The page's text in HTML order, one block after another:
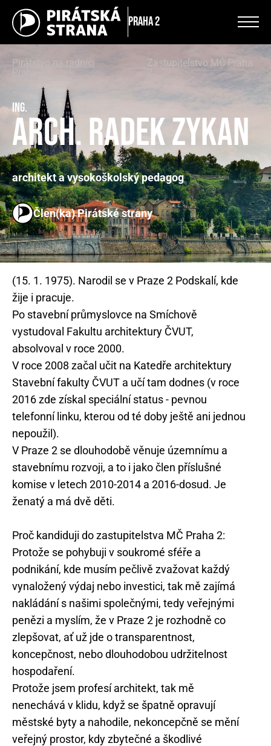
Praha 2
Pirátstvo na radnici
Prahy 2
Zastupitelstvo MČ Praha
Ing.
arch. Radek Zykan
architekt a vysokoškolský pedagog
Člen(ka) Pirátské strany
(15. 1. 1975). Narodil se v Praze 2 Podskalí, kde
žije i pracuje.
Po stavební průmyslovce na Smíchově
vystudoval Fakultu architektury ČVUT,
absolvoval v roce 2000.
V roce 2008 začal učit na Katedře architektury
Stavební fakulty ČVUT a učí tam dodnes (v roce
2016 zde získal speciální status - pevnou
telefonní linku, kterou od té doby ještě ani jednou
nepoužil).
V Praze 2 se dlouhodobě věnuje územnímu a
stavebnímu rozvoji, a to i jako člen příslušné
komise v letech 2010-2014 a 2016-dosud. Je
ženatý a má dvě děti.
Proč kandiduji do zastupitelstva MČ Praha 2:
Protože se pohybuji v soukromé sféře a
podnikání, kde musím pečlivě zvažovat každý
vynaložený výdaj nebo investici, tak mě zajímá
nakládání s našimi společnými, tedy veřejnými
penězi a myslím, že v Praze 2 je rozhodně co
zlepšovat, ať už jde o transparentnost,
koncepčnost, nebo dlouhodobou udržitelnost
hospodaření.
Protože jsem profesí architekt, tak mě
nenechává v klidu, když se špatně opravují
městské byty a nahodile, nekoncepčně se mění
veřejný prostor, kdy zbytečné a škodlivé